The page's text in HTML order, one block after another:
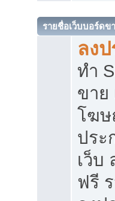
รายชื่อเว็บบอร์ดข
ลง
ทำ
ขาย
โฆษ
ประ
เว็บ
ฟรี